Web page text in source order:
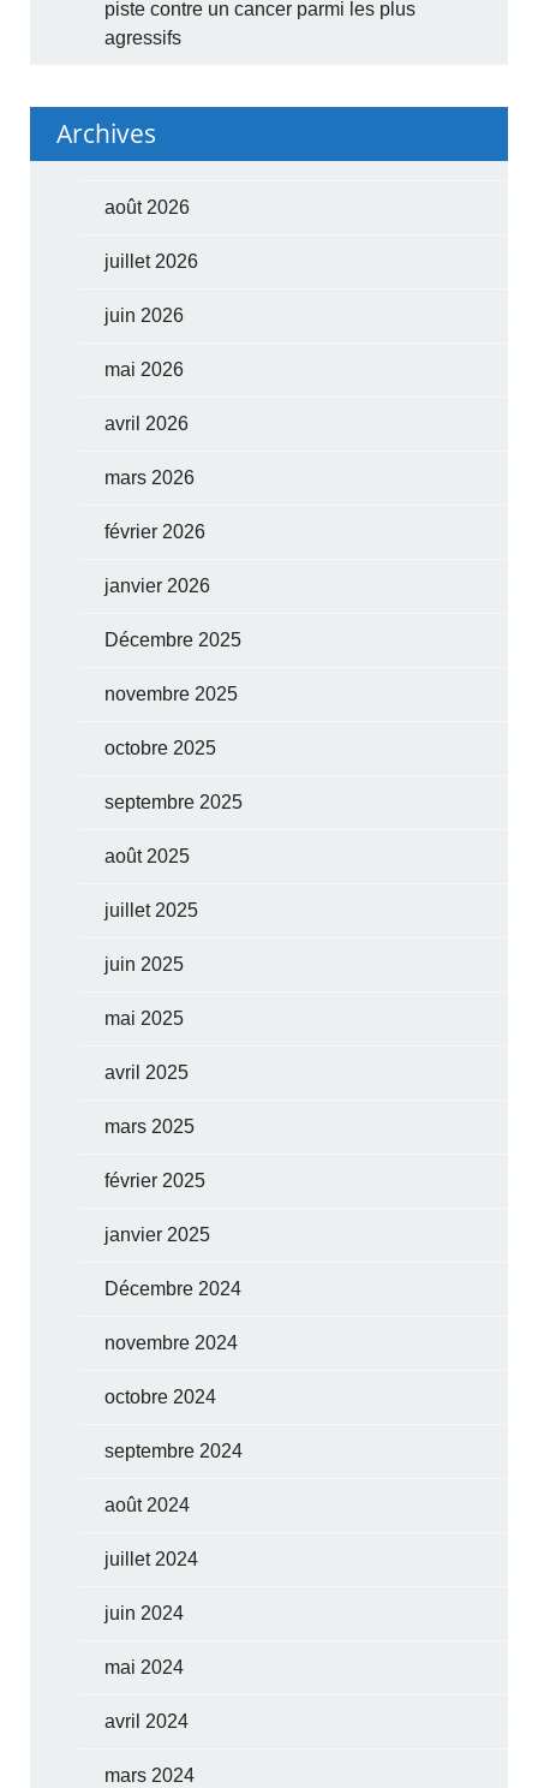
piste contre un cancer parmi les plus
agressifs
Archives
août 2026
juillet 2026
juin 2026
mai 2026
avril 2026
mars 2026
février 2026
janvier 2026
Décembre 2025
novembre 2025
octobre 2025
septembre 2025
août 2025
juillet 2025
juin 2025
mai 2025
avril 2025
mars 2025
février 2025
janvier 2025
Décembre 2024
novembre 2024
octobre 2024
septembre 2024
août 2024
juillet 2024
juin 2024
mai 2024
avril 2024
mars 2024